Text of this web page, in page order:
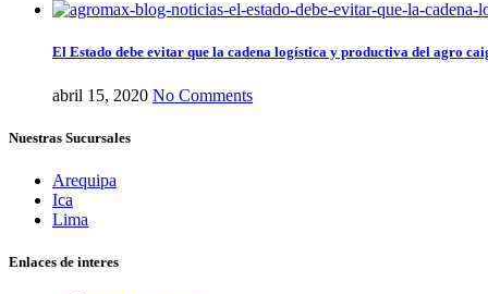
El Estado debe evitar que la cadena logística y productiva del agro
abril 15, 2020 No Comments
Nuestras Sucursales
Arequipa
Ica
Lima
Enlaces de interes